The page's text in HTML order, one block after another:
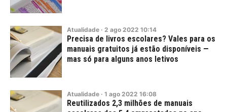
Atualidade · 2 ago 2022 10:14
Precisa de livros escolares? Vales para os
manuais gratuitos já estão disponíveis —
mas só para alguns anos letivos
Atualidade · 1 ago 2022 16:08
Reutilizados 2,3 milhões de manuais